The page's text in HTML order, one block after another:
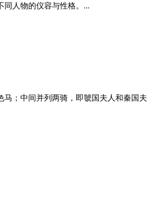
同人物的仪容与性格。...
；中间并列两骑，即虢国夫人和秦国夫